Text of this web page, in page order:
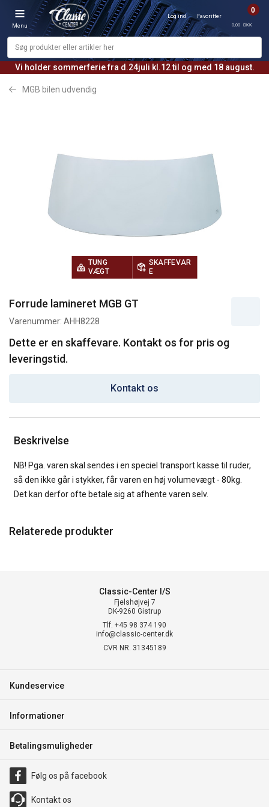
Vi holder sommerferie fra d.24juli kl.12 til og med 18 august.
Menu
Log ind Favoritter
0
0,00 DKK
MGB bilen udvendig
TUNG
VÆGT
SKAFFEVAR
E
Forrude lamineret MGB GT
Varenummer: AHH8228
Dette er en skaffevare. Kontakt os for pris og
leveringstid.
Kontakt os
Beskrivelse
NB! Pga. varen skal sendes i en speciel transport kasse til ruder,
så den ikke går i stykker, får varen en høj volumevægt - 80kg.
Det kan derfor ofte betale sig at afhente varen selv.
Relaterede produkter
Classic-Center I/S
Fjelshøjvej 7
DK-9260 Gistrup
Tlf. +45 98 374 190
info@classic-center.dk
CVR NR. 31345189
Kundeservice
Informationer
Betalingsmuligheder
Følg os på facebook
Kontakt os